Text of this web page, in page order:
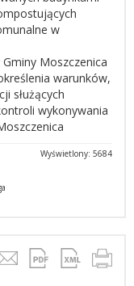
w
Gminy Moszczenica
warunków,
służących
wykonywania
Wyświetlony: 5684